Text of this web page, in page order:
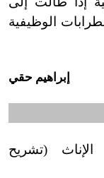
الوظيفية
إبراهيم حقي
الإناث (تشريح